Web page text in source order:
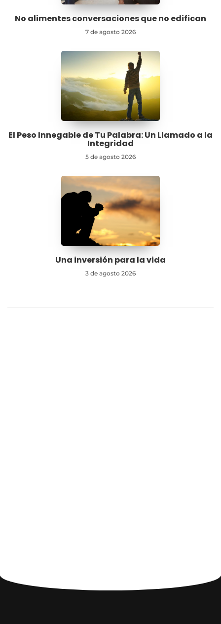
No alimentes conversaciones que no edifican
7 de agosto 2026
El Peso Innegable de Tu Palabra: Un Llamado a la
Integridad
5 de agosto 2026
Una inversión para la vida
3 de agosto 2026